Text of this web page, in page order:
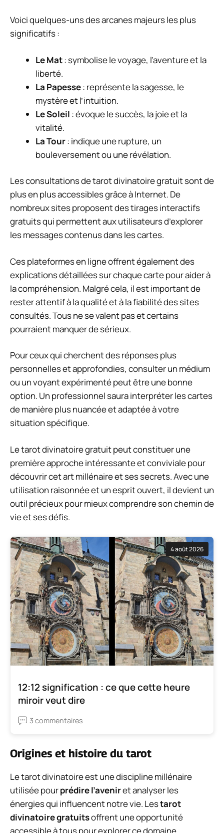
Voici quelques-uns des arcanes majeurs les plus
significatifs :
Le Mat: symbolise le voyage, l’aventure et la
liberté.
La Papesse: représente la sagesse, le
mystère et l’intuition.
Le Soleil : évoque le succès, la joie et la
vitalité.
La Tour: indique une rupture, un
bouleversement ou une révélation.
Les consultations de tarot divinatoire gratuit sont de
plus en plus accessibles grâce à Internet. De
nombreux sites proposent des tirages interactifs
gratuits qui permettent aux utilisateurs d’explorer
les messages contenus dans les cartes.
Ces plateformes en ligne offrent également des
explications détaillées sur chaque carte pour aider à
la compréhension. Malgré cela, il est important de
rester attentif à la qualité et à la fiabilité des sites
consultés. Tous ne se valent pas et certains
pourraient manquer de sérieux.
Pour ceux qui cherchent des réponses plus
personnelles et approfondies, consulter un médium
ou un voyant expérimenté peut être une bonne
option. Un professionnel saura interpréter les cartes
de manière plus nuancée et adaptée à votre
situation spécifique.
Le tarot divinatoire gratuit peut constituer une
première approche intéressante et conviviale pour
découvrir cet art millénaire et ses secrets. Avec une
utilisation raisonnée et un esprit ouvert, il devient un
outil précieux pour mieux comprendre son chemin de
vie et ses défis.
4 août 2026
12:12 signification : ce que cette heure
miroir veut dire
3 commentaires
Origines et histoire du tarot
Le tarot divinatoire est une discipline millénaire
utilisée pourprédire l’aveniret analyser les
énergies qui influencent notre vie. Lestarot
divinatoire gratuitsoffrent une opportunité